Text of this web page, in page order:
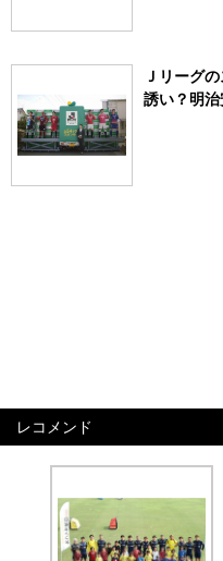
Ｊリーグ
誘い？明
レコメンド